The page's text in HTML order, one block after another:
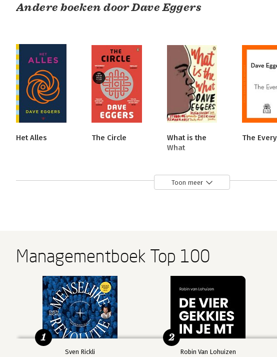
Andere boeken door Dave Eggers
Het Alles The Circle
What is the
What
The Every
Toon meer
Managementboek Top 100
Sven Rickli
1
Robin Van Lohuizen
2